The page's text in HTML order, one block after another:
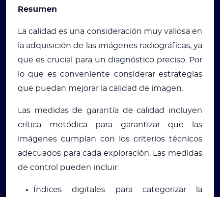
Resumen
La calidad es una consideración muy valiosa en
la adquisición de las imágenes radiográficas, ya
que es crucial para un diagnóstico preciso. Por
lo que es conveniente considerar estrategias
que puedan mejorar la calidad de imagen.
Las medidas de garantía de calidad incluyen
crítica metódica para garantizar que las
imágenes cumplan con los criterios técnicos
adecuados para cada exploración. Las medidas
de control pueden incluir:
Índices digitales para categorizar la